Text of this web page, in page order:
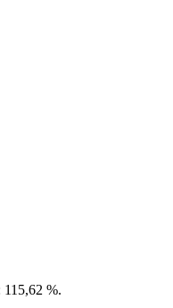
115,62 %.